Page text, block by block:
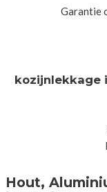
Garantie
kozijnlekkage
Hout,